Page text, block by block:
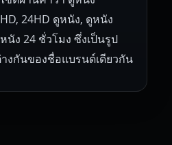
24HD ดูหนัง, ดูหนัง
นัง 24 ชั่วโมง ซึ่งเป็นรูป
งกันของชื่อแบรนด์เดียวกัน